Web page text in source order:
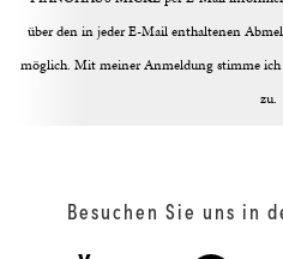
über den in jeder E-Mail enthaltenen
möglich. Mit meiner Anmeldung stimme ich
zu.
Besuchen Sie uns in